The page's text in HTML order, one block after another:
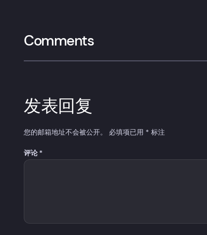
Comments
发表回复
您的邮箱地址不会被公开。 必填项已用 * 标注
评论 *